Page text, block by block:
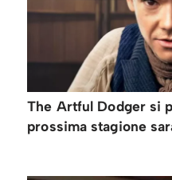
The Artful Dodger si
prossima stagione